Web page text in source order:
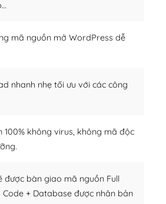
mã nguồn mở WordPress dễ
nhanh nhẹ tối ưu với các công
100% không virus, không mã độc
được bàn giao mã nguồn Full
+ Database được nhân bản